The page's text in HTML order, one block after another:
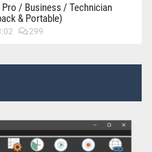
Pro / Business / Technician
& Portable)
299